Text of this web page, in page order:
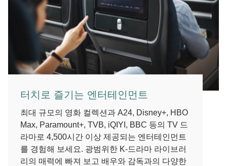
터치로 즐기는 엔터테인먼트
최대 규모의 영화 컬렉션과 A24, Disney+, HBO
Max, Paramount+, TVB, iQIYI, BBC 등의 TV 드
라마로 4,500시간 이상 제공되는 엔터테인먼트
를 경험해 보세요. 광범위한 K-드라마 라이브러
리의 매력에 빠져 보고 배우와 감독과의 다양한